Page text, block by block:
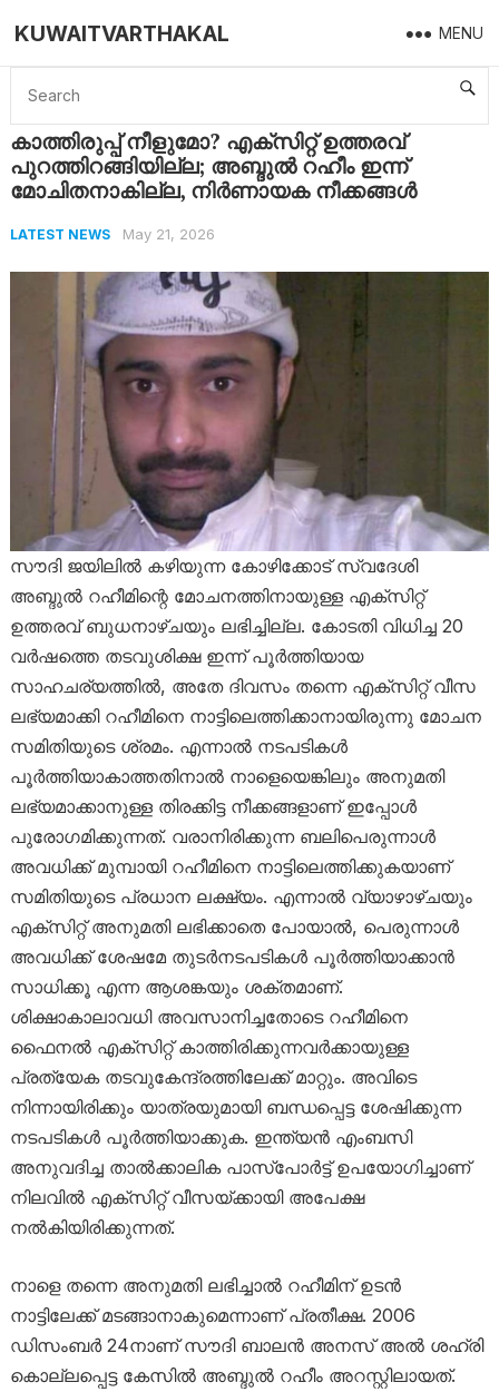
KUWAITVARTHAKAL MENU
Home Latest News കാത്തിരുപ്പ് നീളുമോ? എക്സിറ്റ് ഉത്തരവ് പുറത്തിറങ്ങിയില്ല; അബ്ദുൽ റഹീം ഇന്ന് മോചിതനാകില്ല, നിർണായക നീക്കങ്ങൾ
കാത്തിരുപ്പ് നീളുമോ? എക്സിറ്റ് ഉത്തരവ്
പുറത്തിറങ്ങിയില്ല; അബ്ദുൽ റഹീം ഇന്ന്
മോചിതനാകില്ല, നിർണായക നീക്കങ്ങൾ
LATEST NEWS May 21, 2026
സൗദി ജയിലിൽ കഴിയുന്ന കോഴിക്കോട് സ്വദേശി
അബ്ദുൽ റഹീമിന്റെ മോചനത്തിനായുള്ള എക്സിറ്റ്
ഉത്തരവ് ബുധനാഴ്ചയും ലഭിച്ചില്ല. കോടതി വിധിച്ച 20
വർഷത്തെ തടവുശിക്ഷ ഇന്ന് പൂർത്തിയായ
സാഹചര്യത്തിൽ, അതേ ദിവസം തന്നെ എക്സിറ്റ് വീസ
ലഭ്യമാക്കി റഹീമിനെ നാട്ടിലെത്തിക്കാനായിരുന്നു മോചന
സമിതിയുടെ ശ്രമം. എന്നാൽ നടപടികൾ
പൂർത്തിയാകാത്തതിനാൽ നാളെയെങ്കിലും അനുമതി
ലഭ്യമാക്കാനുള്ള തിരക്കിട്ട നീക്കങ്ങളാണ് ഇപ്പോൾ
പുരോഗമിക്കുന്നത്. വരാനിരിക്കുന്ന ബലിപെരുന്നാൾ
അവധിക്ക് മുമ്പായി റഹീമിനെ നാട്ടിലെത്തിക്കുകയാണ്
സമിതിയുടെ പ്രധാന ലക്ഷ്യം. എന്നാൽ വ്യാഴാഴ്ചയും
എക്സിറ്റ് അനുമതി ലഭിക്കാതെ പോയാൽ, പെരുന്നാൾ
അവധിക്ക് ശേഷമേ തുടർനടപടികൾ പൂർത്തിയാക്കാൻ
സാധിക്കൂ എന്ന ആശങ്കയും ശക്തമാണ്.
ശിക്ഷാകാലാവധി അവസാനിച്ചതോടെ റഹീമിനെ
ഫൈനൽ എക്സിറ്റ് കാത്തിരിക്കുന്നവർക്കായുള്ള
പ്രത്യേക തടവുകേന്ദ്രത്തിലേക്ക് മാറ്റും. അവിടെ
നിന്നായിരിക്കും യാത്രയുമായി ബന്ധപ്പെട്ട ശേഷിക്കുന്ന
നടപടികൾ പൂർത്തിയാക്കുക. ഇന്ത്യൻ എംബസി
അനുവദിച്ച താൽക്കാലിക പാസ്‌പോർട്ട് ഉപയോഗിച്ചാണ്
നിലവിൽ എക്സിറ്റ് വീസയ്ക്കായി അപേക്ഷ
നൽകിയിരിക്കുന്നത്.
നാളെ തന്നെ അനുമതി ലഭിച്ചാൽ റഹീമിന് ഉടൻ
നാട്ടിലേക്ക് മടങ്ങാനാകുമെന്നാണ് പ്രതീക്ഷ. 2006
ഡിസംബർ 24നാണ് സൗദി ബാലൻ അനസ് അൽ ശഹ്രി
കൊല്ലപ്പെട്ട കേസിൽ അബ്ദുൽ റഹീം അറസ്റ്റിലായത്.